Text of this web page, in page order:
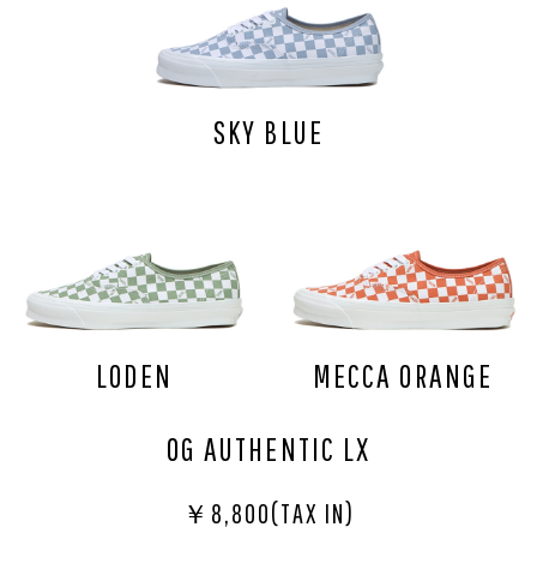
SKY BLUE
LODEN
MECCA ORANGE
OG AUTHENTIC LX
￥8,800(TAX IN)